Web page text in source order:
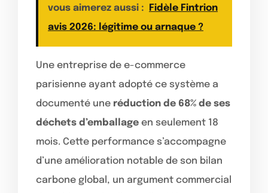
vous aimerez aussi :
Fidèle Fintrion
avis 2026: légitime ou arnaque ?
Une entreprise de e-commerce
parisienne ayant adopté ce système a
documenté une réduction de 68% de ses
déchets d’emballage en seulement 18
mois. Cette performance s’accompagne
d’une amélioration notable de son bilan
carbone global, un argument commercial